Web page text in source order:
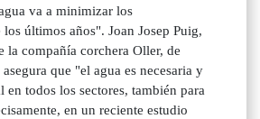
va a minimizar los
últimos años". Joan Josep Puig,
la compañía corchera Oller, de
asegura que "el agua es necesaria y
en todos los sectores, también para
en un reciente estudio